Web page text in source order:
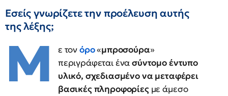
Εσείς γνωρίζετε την προέλευση αυτής
της λέξης;
Μ ε τονόρο«μπροσούρα»
περιγράφεται ένασύντομο έντυπο
υλικό, σχεδιασμένο να μεταφέρει
βασικές πληροφορίεςμε άμεσο